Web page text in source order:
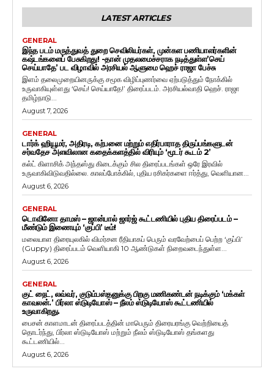
LATEST ARTICLES
GENERAL
இந்த படம் மருத்துவத் துறை செவிலியர்கள், முன்கள பணியாளர்களின்
கஷ்டங்களைப் பேசுகிறது! -தான் முதலமைச்சராக நடித்துள்ள’செய்
செய்யாதே’ பட விழாவில் அரசியல் ஆளுமை ஹெச் ராஜா பேச்சு
இளம் தலைமுறையினருக்கு சமூக விழிப்புணர்வை ஏற்படுத்தும் நோக்கில்
உருவாகியுள்ளது ‘செய்! செய்யாதே!’ திரைப்படம். அரசியல்வாதி ஹெச். ராஜா
தமிழ்நாடு...
August 7, 2026
GENERAL
டார்க் ஹியூமர், அதிரடி, கற்பனை மற்றும் எதிர்பாராத திருப்பங்களுடன்
சர்வதேச அளவிலான கதைக்களத்தில் விரியும் ‘மூடர் கூடம் 2’
கல்ட் கிளாசிக் அந்தஸ்து கிடைக்கும் சில திரைப்படங்கள் ஒரே இரவில்
உருவாகிவிடுவதில்லை. காலப்போக்கில், புதிய ரசிகர்களை ஈர்த்து, வெளியான...
August 6, 2026
GENERAL
டொவினோ தாமஸ் – ஜான்பால் ஜார்ஜ் கூட்டணியில் புதிய திரைப்படம் –
மீண்டும் இணையும் ‘குப்பி’ டீம்!
மலையாள திரையுலகில் விமர்சன ரீதியாகப் பெரும் வரவேற்பைப் பெற்ற ‘குப்பி’
(Guppy) திரைப்படம் வெளியாகி 10 ஆண்டுகள் நிறைவடைந்துள்ள...
August 6, 2026
GENERAL
குட் நைட், லவ்வர், குடும்பஸ்தனுக்கு பிறகு மணிகண்டன் நடிக்கும் ‘மக்கள்
காவலன்.’ பிர்லா ஸ்டுடியோஸ் – நீலம் ஸ்டுடியோஸ் கூட்டணியில்
உருவாகிறது.
பைசன் காளமாடன் திரைப்படத்தின் மாபெரும் திரையரங்கு வெற்றியைத்
தொடர்ந்து, பிர்லா ஸ்டுடியோஸ் மற்றும் நீலம் ஸ்டுடியோஸ் தங்களது
கூட்டணியில்...
August 6, 2026